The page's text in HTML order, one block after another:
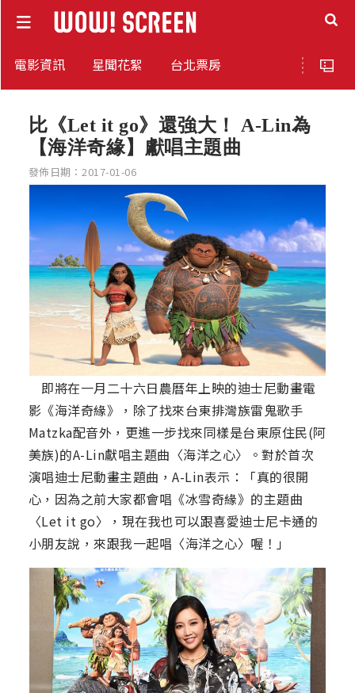
電影資訊 星聞花絮 台北票房
比《Let it go》還強大！ A-Lin為
【海洋奇緣】獻唱主題曲
發佈日期：2017-01-06
即將在一月二十六日農曆年上映的迪士尼動畫電
影《海洋奇緣》，除了找來台東排灣族雷鬼歌手
Matzka配音外，更進一步找來同樣是台東原住民(阿
美族)的A-Lin獻唱主題曲〈海洋之心〉。對於首次
演唱迪士尼動畫主題曲，A-Lin表示：「真的很開
心，因為之前大家都會唱《冰雪奇緣》的主題曲
〈Let it go〉，現在我也可以跟喜愛迪士尼卡通的
小朋友說，來跟我一起唱〈海洋之心〉喔！」